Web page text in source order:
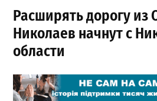
Расширять дорогу из
Николаев начнут с
области